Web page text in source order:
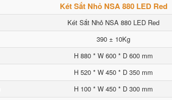
Két Sắt Nhỏ NSA 880 LED Red
Két Sắt Nhỏ NSA 880 LED Red
390 ± 10Kg
H 880 * W 600 * D 600 mm
H 520 * W 450 * D 350 mm
H 100 * W 450 * D 300 mm